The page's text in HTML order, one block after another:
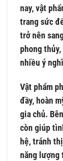
nay, vật
trang sức
trở nên
phong
nhiều ý
Vật phẩm
đầy, hoàn
gia chủ.
còn giúp
hệ, tránh
năng lượng